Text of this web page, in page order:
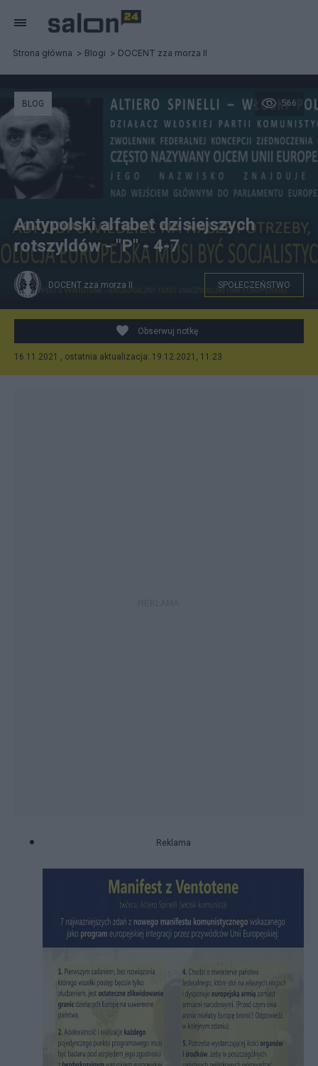
Strona główna Blogi DOCENT zza morza II
566
BLOG
Antypolski alfabet dzisiejszych
rotszyldów - "P" - 4-7
DOCENT zza morza II SPOŁECZEŃSTWO
Obserwuj notkę
16.11.2021 , ostatnia aktualizacja: 19.12.2021, 11:23
Reklama